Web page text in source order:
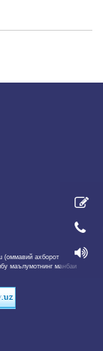
(оммавий ахборот
маълумотнинг манбаи